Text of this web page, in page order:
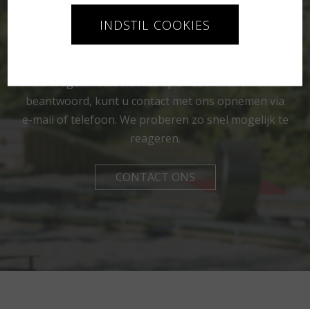
Heb je ergens vragen over?
Als u vragen heeft die niet op onze website worden
beantwoord, kunt u contact met ons opnemen via
e-mail of telefoon. We proberen zo snel mogelijk te
reageren.
CONTACT ONS
INDSTIL COOKIES